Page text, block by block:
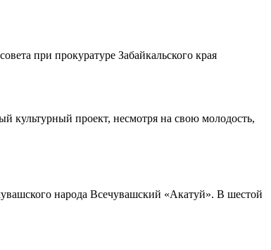
при прокуратуре Забайкальского края
проект, несмотря на свою молодость,
народа Всечувашский «Акатуй». В шестой